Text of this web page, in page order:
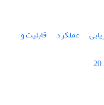
عملکرد
قابلیت و